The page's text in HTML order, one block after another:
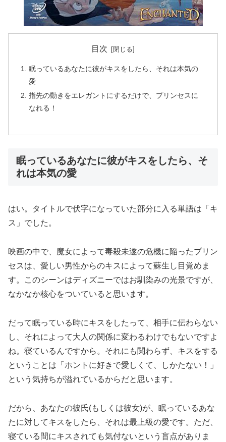
目次
眠っているあなたに彼がキスをしたら、それは本気の
愛
指先の動きをエレガントにするだけで、プリンセスに
なれる！
眠っているあなたに彼がキスをしたら、そ
れは本気の愛
はい。タイトルで伏字になっていた部分に入る単語は「キ
ス」でした。
映画の中で、魔女によって毒殺未遂の危機に陥ったプリン
セスは、愛しい男性からのキスによって蘇生し目覚めま
す。このシーンはディズニーではお馴染みの光景ですが、
なかなか核心をついていると思います。
だって眠っている時にキスをしたって、相手に伝わらない
し、それによって大人の関係に変わるわけでもないですよ
ね。寝ているんですから。それにも関わらず、キスをする
ということは「ホントに好きで愛しくて、しかたない！」
という気持ちが溢れているからだと思います。
だから、あなたの彼氏(もしくは彼女)が、眠っているあな
たに対してキスをしたら、それは最上級の愛です。ただ、
寝ている間にキスされても気付ないという盲点がありま